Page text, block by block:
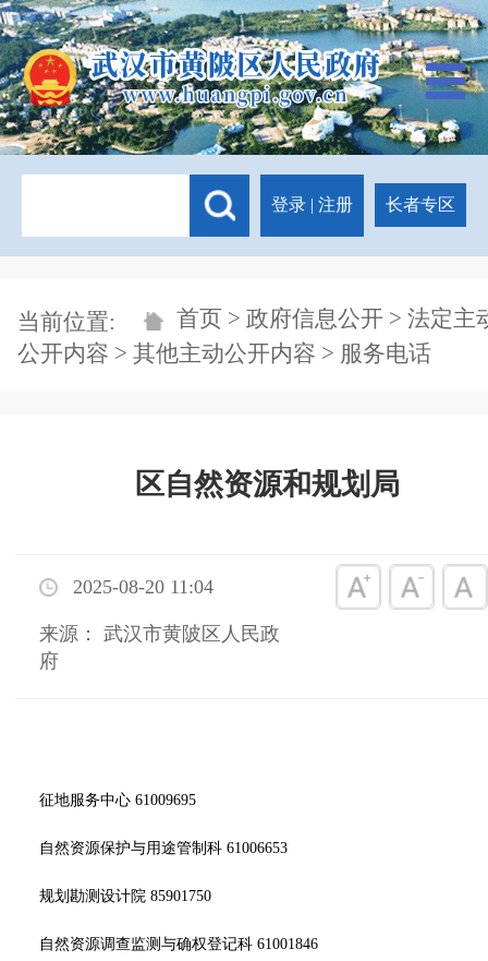
登录 | 注册 长者专区
当前位置: 首页 > 政府信息公开 > 法定主
公开内容 > 其他主动公开内容 > 服务电话
区自然资源和规划局
2025-08-20 11:04
来源： 武汉市黄陂区人民政
府
征地服务中心 61009695
自然资源保护与用途管制科 61006653
规划勘测设计院 85901750
自然资源调查监测与确权登记科 61001846